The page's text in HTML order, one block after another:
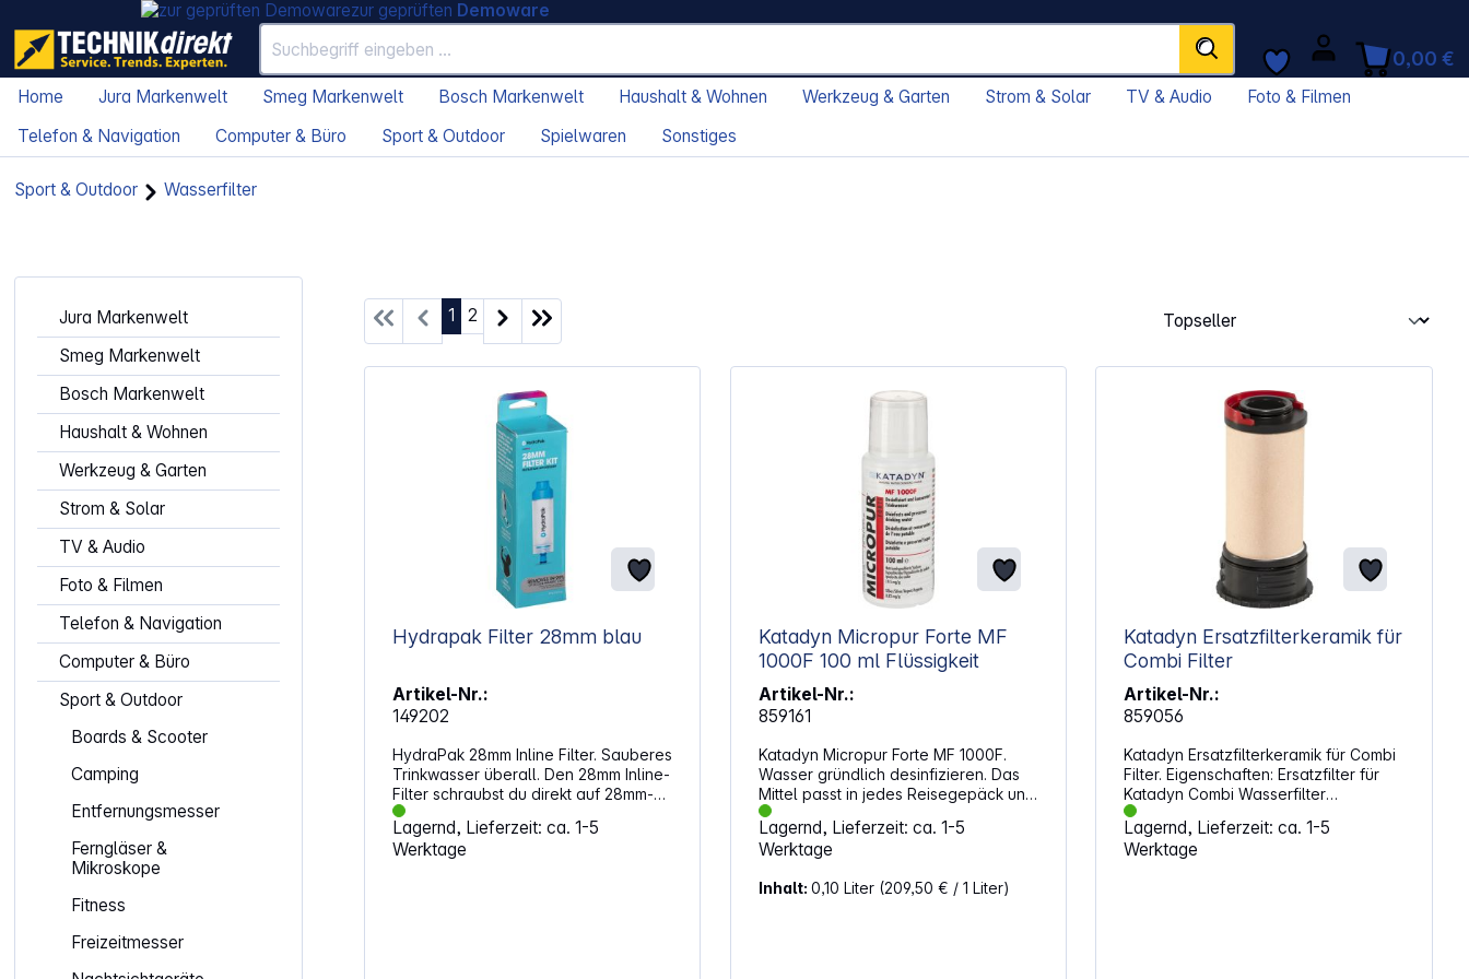
zur geprüften Demoware
0,00 €
Home Jura Markenwelt Smeg Markenwelt Bosch Markenwelt Haushalt & Wohnen Werkzeug & Garten Strom & Solar TV & Audio
Foto & Filmen
Telefon & Navigation
Computer & Büro Sport & Outdoor Spielwaren Sonstiges
Sport & Outdoor Wasserfilter
Jura Markenwelt
Smeg Markenwelt
Bosch Markenwelt
Haushalt & Wohnen
Werkzeug & Garten
Strom & Solar
TV & Audio
Foto & Filmen
Telefon & Navigation
Computer & Büro
Sport & Outdoor
Boards & Scooter
Camping
Entfernungsmesser
Ferngläser &
Mikroskope
Fitness
Freizeitmesser
Seite
1 Seite
2
Hydrapak Filter 28mm blau
Artikel-Nr.:
149202
HydraPak 28mm Inline Filter. Sauberes
Trinkwasser überall. Den 28mm Inline-
Filter schraubst du direkt auf 28mm-
Flaschen und deren Öffnungen,
ebenso einfach in alle HydraPak
Reservoirs und Deckel mit Plug-N-
Lagernd, Lieferzeit: ca. 1-5
Werktage
Katadyn Micropur Forte MF
1000F 100 ml Flüssigkeit
Artikel-Nr.:
859161
Katadyn Micropur Forte MF 1000F.
Wasser gründlich desinfizieren. Das
Mittel passt in jedes Reisegepäck und
schützt bis zu 6 Monate vor erneuter
Verkeimung. Es ist vielseitig
einsetzbar, z.B. auf Urlaubsreisen
Zweck: Desinfektion und
Lagernd, Lieferzeit: ca. 1-5
Werktage
Inhalt: 0,10 Liter (209,50 € / 1 Liter)
Katadyn Ersatzfilterkeramik für
Combi Filter
Artikel-Nr.:
859056
Katadyn Ersatzfilterkeramik für Combi
Filter. Eigenschaften: Ersatzfilter für
Katadyn Combi Wasserfilter
Mikroporöse Schicht mit
eingelagertem Silber verzögert
Bakterienwachstum Porengröße: 0,2
Lagernd, Lieferzeit: ca. 1-5
Werktage